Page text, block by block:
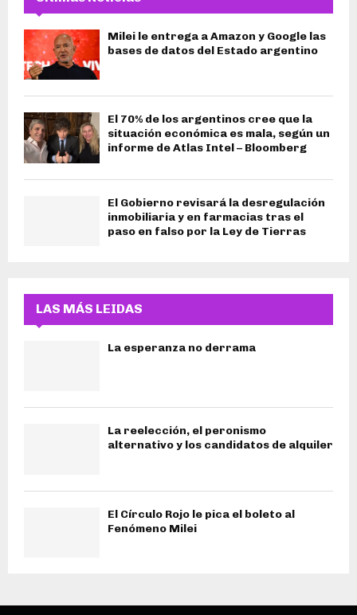
Milei le entrega a Amazon y Google las
bases de datos del Estado argentino
El 70% de los argentinos cree que la
situación económica es mala, según un
informe de Atlas Intel – Bloomberg
El Gobierno revisará la desregulación
inmobiliaria y en farmacias tras el
paso en falso por la Ley de Tierras
LAS MÁS LEIDAS
La esperanza no derrama
La reelección, el peronismo
alternativo y los candidatos de alquiler
El Círculo Rojo le pica el boleto al
Fenómeno Milei